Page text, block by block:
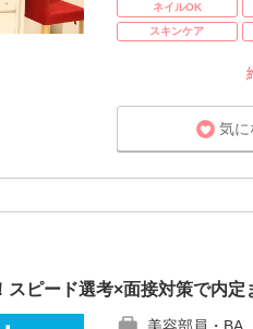
ネイルOK
スキンケア
気に
ピード選考×面接対策で内